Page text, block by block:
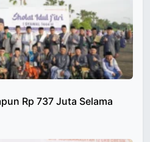
Rp 737 Juta Selama